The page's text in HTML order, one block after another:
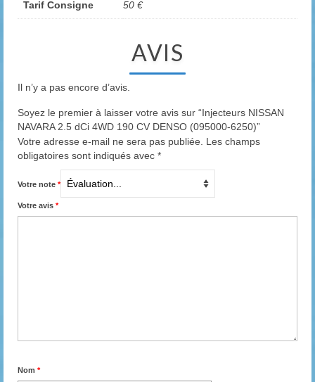
Tarif Consigne 50 €
AVIS
Il n’y a pas encore d’avis.
Soyez le premier à laisser votre avis sur “Injecteurs NISSAN
NAVARA 2.5 dCi 4WD 190 CV DENSO (095000-6250)”
Votre adresse e-mail ne sera pas publiée.
Les champs
obligatoires sont indiqués avec *
Votre note *
Votre avis *
Nom *